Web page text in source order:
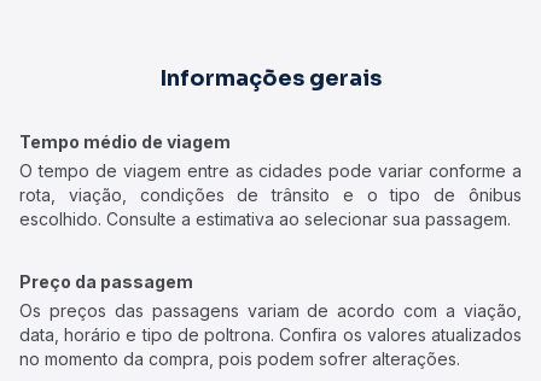
Informações gerais
Tempo médio de viagem
O tempo de viagem entre as cidades pode variar conforme a
rota, viação, condições de trânsito e o tipo de ônibus
escolhido. Consulte a estimativa ao selecionar sua passagem.
Preço da passagem
Os preços das passagens variam de acordo com a viação,
data, horário e tipo de poltrona. Confira os valores atualizados
no momento da compra, pois podem sofrer alterações.